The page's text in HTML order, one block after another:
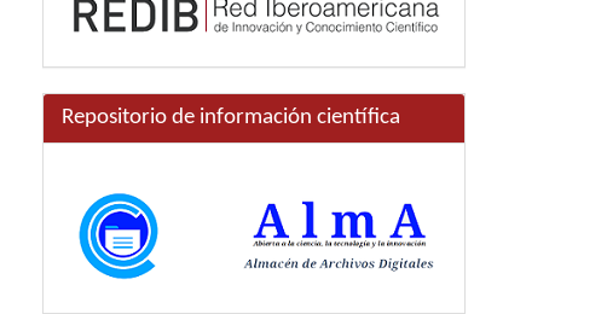
Repositorio de información científica